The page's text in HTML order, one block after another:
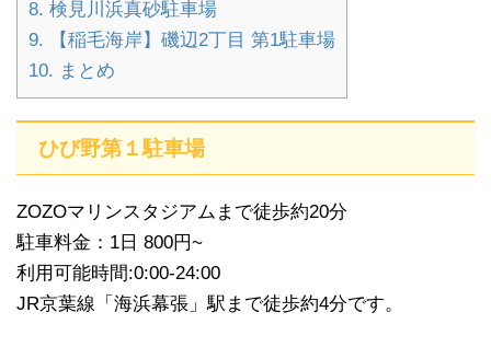
8. 検見川浜真砂駐車場
9. 【稲毛海岸】磯辺2丁目 第1駐車場
10. まとめ
ひび野第１駐車場
ZOZOマリンスタジアムまで徒歩約20分
駐車料金：1日 800円~
利用可能時間:0:00-24:00
JR京葉線「海浜幕張」駅まで徒歩約4分です。